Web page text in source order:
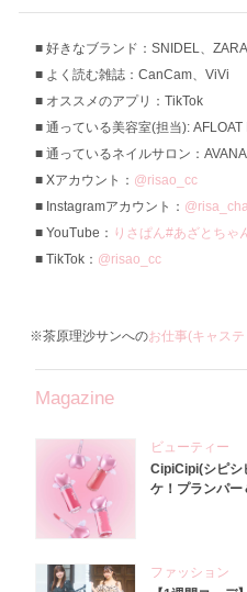
好きなブランド：SNIDEL、
よく読む雑誌：CanCam、ViVi
オススメのアプリ：TikTok
通っている美容室(担当):
通っているネイルサロン：
Xアカウント： @risao_cc
Instagramアカウント：
YouTube： りさぱん#あざとちゃ
TikTok： @risao_cc
※茶原理沙サンへのお仕事(キャス
Magazine
ビューティー
CipiCipi(シピシ
ケ！プランパ
ファッション